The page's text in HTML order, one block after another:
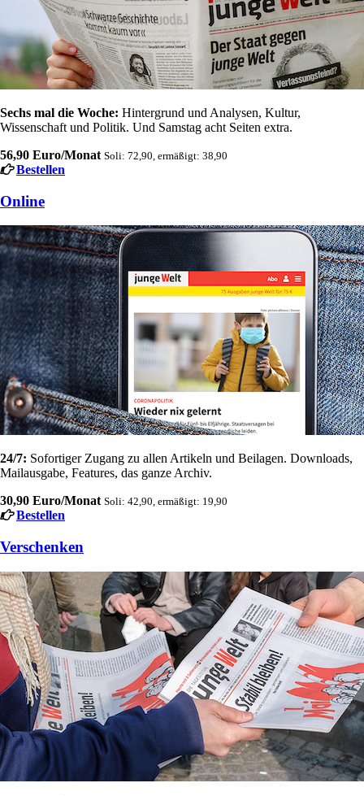
Sechs mal die Woche: Hintergrund und Analysen, Kultur,
Wissenschaft und Politik. Und Samstag acht Seiten extra.
56,90 Euro/Monat Soli: 72,90, ermäßigt: 38,90
Bestellen
Online
24/7: Sofortiger Zugang zu allen Artikeln und Beilagen. Downloads,
Mailausgabe, Features, das ganze Archiv.
30,90 Euro/Monat Soli: 42,90, ermäßigt: 19,90
Bestellen
Verschenken